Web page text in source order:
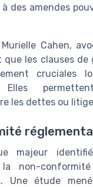
des amendes
Cahen,
que les clauses
cruciales
les dettes ou
majeur
non-
Une étude